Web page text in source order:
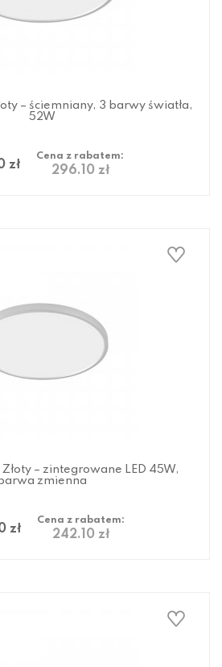
– ściemniany, 3 barwy światła,
52W
zł
Cena z rabatem:
296.10 zł
Złoty – zintegrowane LED 45W,
barwa zmienna
zł
Cena z rabatem:
242.10 zł